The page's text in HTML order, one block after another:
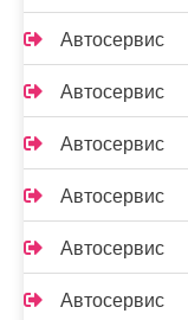
Автосервис
Автосервис
Автосервис
Автосервис
Автосервис
Автосервис